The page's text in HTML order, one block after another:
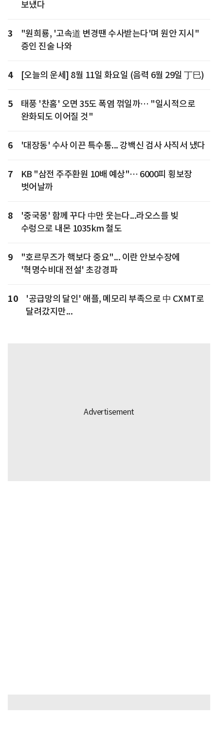
보냈다
3
"원희룡, '고속道 변경땐 수사받는다'며 원안 지시"
증인 진술 나와
4 [오늘의 운세] 8월 11일 화요일 (음력 6월 29일 丁巳)
5
태풍 '찬홈' 오면 35도 폭염 꺾일까… "일시적으로
완화되도 이어질 것"
6 '대장동' 수사 이끈 특수통... 강백신 검사 사직서 냈다
7
KB "삼전 주주환원 10배 예상"… 6000피 횡보장
벗어날까
8
'중국몽' 함께 꾸다 中만 웃는다...라오스를 빚
수렁으로 내몬 1035km 철도
9
"호르무즈가 핵보다 중요"... 이란 안보수장에
'혁명수비대 전설' 초강경파
10
'공급망의 달인' 애플, 메모리 부족으로 中 CXMT로
달려갔지만...